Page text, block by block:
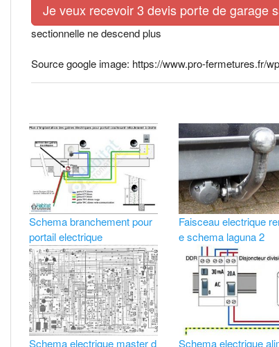
Je veux recevoir 3 devis porte de garage
sectionnelle ne descend plus
Source google image: https://www.pro-fermetures.fr/
Schema branchement pour
portail electrique
Faisceau electrique
e schema laguna 2
Schema electrique master d
Schema electrique